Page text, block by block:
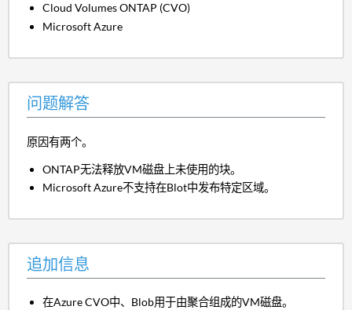
Cloud Volumes ONTAP (CVO)
Microsoft Azure
问题解答
原因有两个。
ONTAP无法释放VM磁盘上未使用的块。
Microsoft Azure不支持在Blot中发布特定区域。
追加信息
在Azure CVO中、Blob用于由聚合组成的VM磁盘。